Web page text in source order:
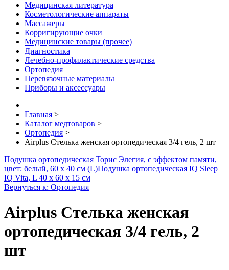
Медицинская литература
Косметологические аппараты
Массажеры
Корригирующие очки
Медицинские товары (прочее)
Диагностика
Лечебно-профилактические средства
Ортопедия
Перевязочные материалы
Приборы и аксессуары
Главная >
Каталог медтоваров >
Ортопедия >
Airplus Стелька женская ортопедическая 3/4 гель, 2 шт
Подушка ортопедическая Торис Элегия, с эффектом памяти,
цвет: белый, 60 х 40 см (L)Подушка ортопедическая IQ Sleep
IQ Vita, L 40 х 60 х 15 см
Вернуться к: Ортопедия
Airplus Стелька женская
ортопедическая 3/4 гель, 2
шт